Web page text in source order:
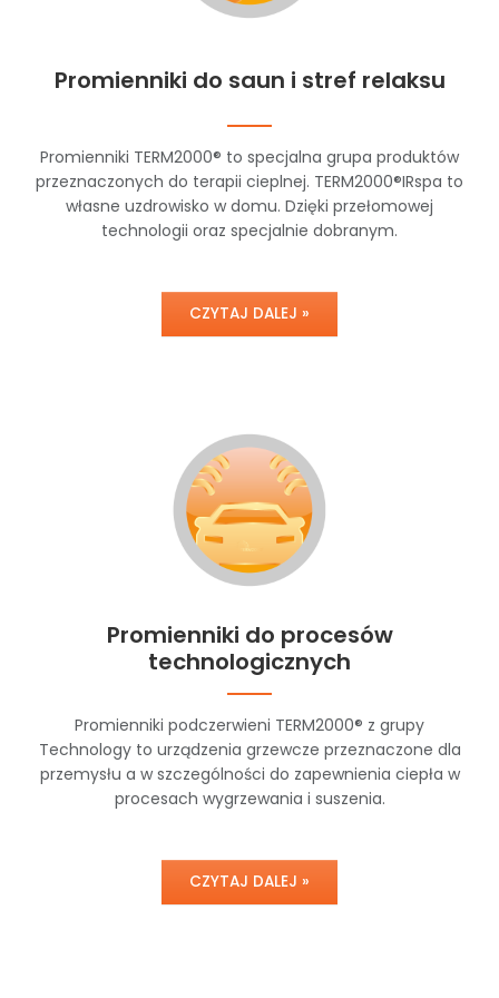
Promienniki do saun i stref relaksu
Promienniki TERM2000® to specjalna grupa produktów
przeznaczonych do terapii cieplnej. TERM2000®IRspa to
własne uzdrowisko w domu. Dzięki przełomowej
technologii oraz specjalnie dobranym.
CZYTAJ DALEJ »
Promienniki do procesów
technologicznych
Promienniki podczerwieni TERM2000® z grupy
Technology to urządzenia grzewcze przeznaczone dla
przemysłu a w szczególności do zapewnienia ciepła w
procesach wygrzewania i suszenia.
CZYTAJ DALEJ »